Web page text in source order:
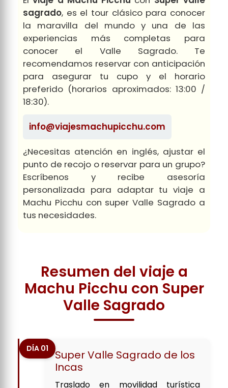
sagrado, es el tour clásico para conocer
la maravilla del mundo y una de las
experiencias más completas para
conocer el Valle Sagrado. Te
recomendamos reservar con anticipación
para asegurar tu cupo y el horario
preferido (horarios aproximados: 13:00 /
18:30).
info@viajesmachupicchu.com
¿Necesitas atención en inglés, ajustar el
punto de recojo o reservar para un grupo?
Escríbenos y recibe asesoría
personalizada para adaptar tu viaje a
Machu Picchu con super Valle Sagrado a
tus necesidades.
Resumen del viaje a
Machu Picchu con Super
Valle Sagrado
DÍA 01
Super Valle Sagrado de los
Incas
Traslado en movilidad turística